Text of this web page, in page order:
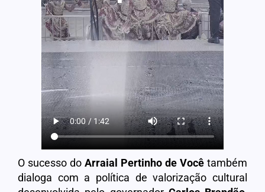
O sucesso do Arraial Pertinho de Você também
dialoga com a política de valorização cultural